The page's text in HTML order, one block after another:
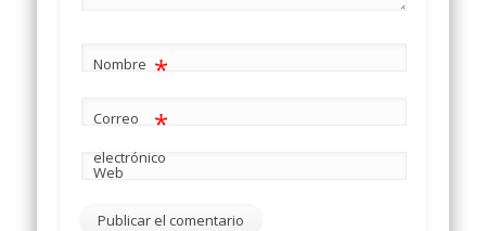
Nombre *
Correo
electrónico
*
Web